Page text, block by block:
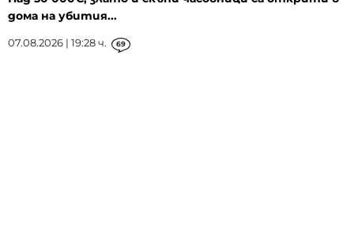
дома на убития...
07.08.2026 | 19:28 ч. 69